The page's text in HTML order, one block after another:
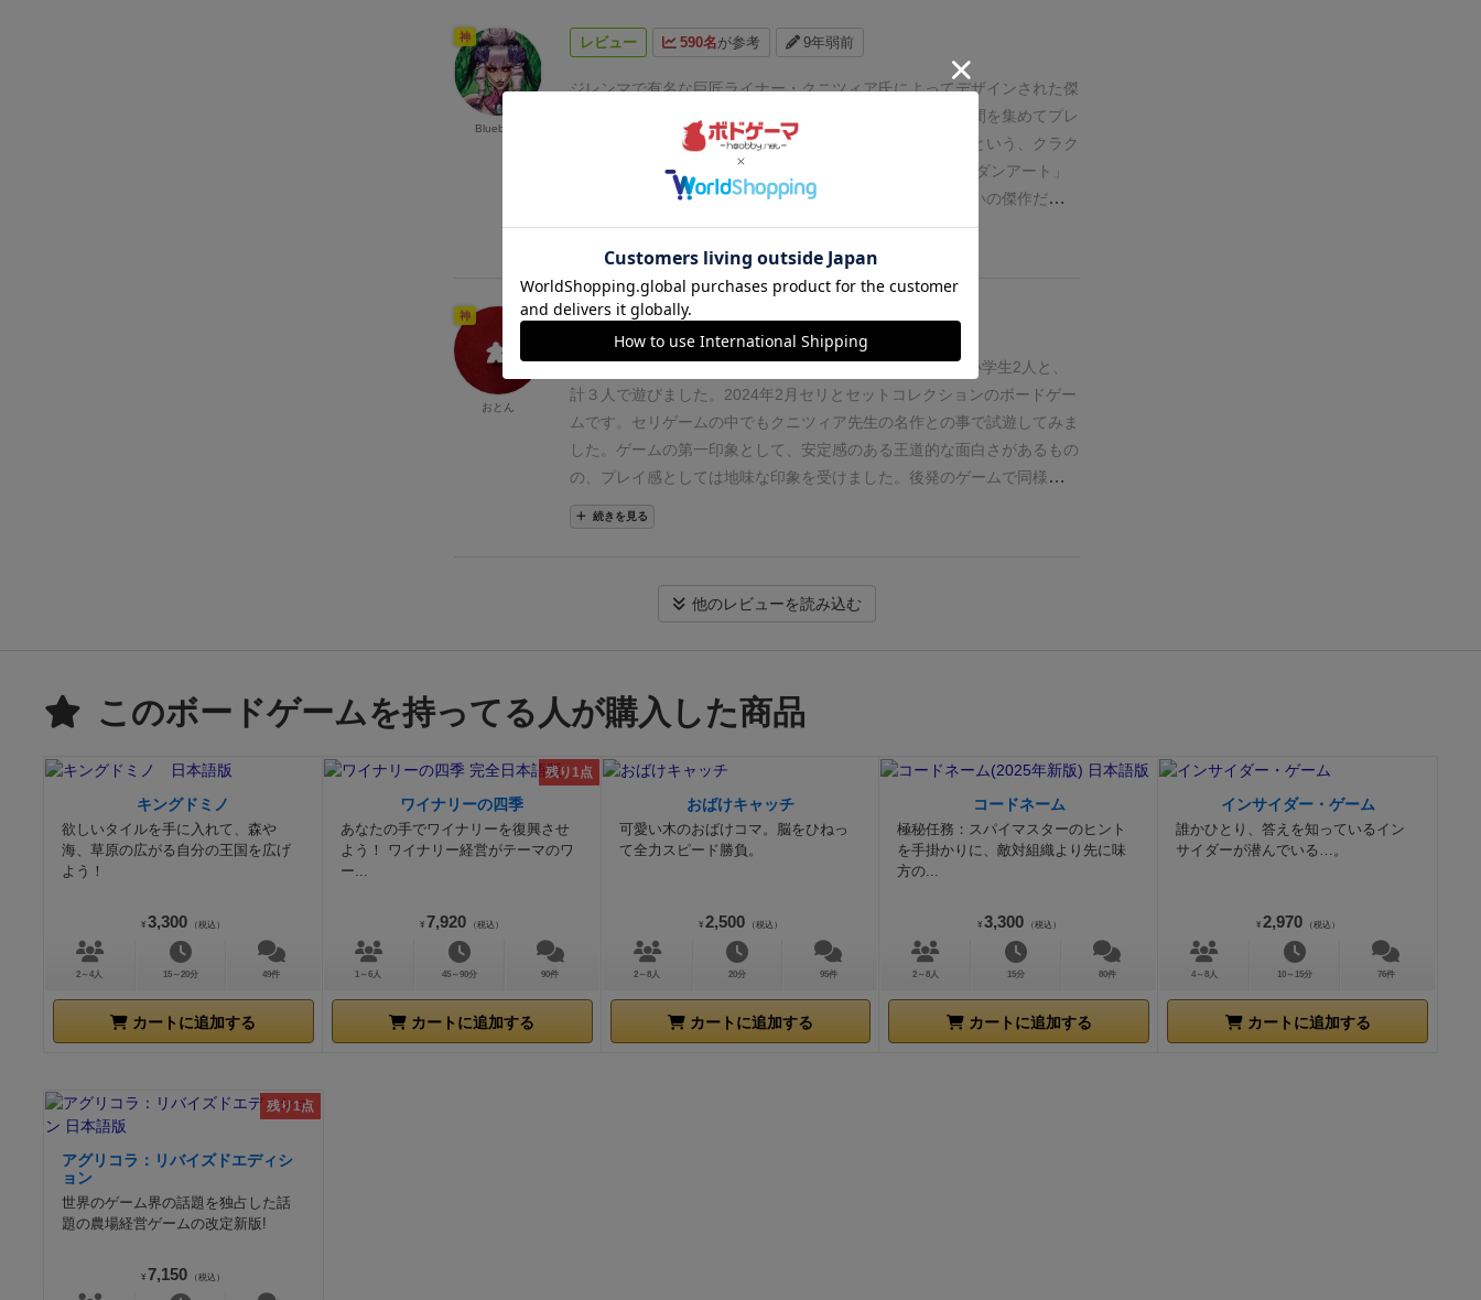
も、一番プレイしやすい作品だと思うので、もし、本格的な競りゲーをや
ろうと思ったら、まず最初にやってもらいたいオススメの作品。
なのかわからんがデザイナー出てこい！ あっクニツィアさん、あなたじ
ゃないです。デザインだけでもリメイクして欲しい。弱小同人ゲーム並み
のクソダサ感。同人ゲームがダサいのはデザイナー雇えるお金が無いから
しょうが無い。だが、クニツィア先生のゲームだぞ何とかしろ！ パッケ
ージは良いのに！ 多分実プレイ写真をあげるとめっちゃ面白くなさそう
に見えるゲームコンテストをしたらワーストぶっちぎりだと思います。
さらにいうとこの得点ボードのデザインが超クソ！ 誰だよこ
1-50で右（上）が51-100ってわかりにくすぎだわ！ 普通に横にしろ
よ！ 何度も間違えただろ！！！
しかしゲームの内容は実に洗練されて
いて、かなりがっちがちの競りゲーです。しかし、競りよりも、どのカー
ドを取ってどのカードを取らないようにするかを考える感じのマジョリテ
ィゲームの色彩が濃いように感じました。自分が遊んだ時は、みんな欲し
くないカードは露骨にパス、一人だけ欲しい時は1フロリンとか2フロリ
ンの安い値段でガンガン落としていたので、ガチで競り合うシーンは殆ど
ありませんでした。そういう意味で競りの要素は、競りゲーながら、ゲー
ムにおけるトータルの影響は意外と小さいと感じています。
船の数字ト
ィ比べで点を稼ぐのですが、どっちを重視したら良いか全然わからず結局
力ががっちがちに求められる実にクニクニしい（造語）
のクニツィア節を堪能しました。
スクが全く出来ないため、面白いと思うのですがゲーム的にはちょう苦手
り競り要素が強くないと感じたので、競り要素のないメディチ・カードゲ
ームの方が好きかな。真っ黒ボードないし
。プレイしていて、どうしても
セットコレクション好きなのもあってピラミッドのトップを目指そうとし
てしまい、船マジョリティをおろそかにしたのでぶっちぎりのビリでした
セットのマジョリティより圧倒的に船マジョリティの得
ょっとがんばれるかなあ……。でも多分同じ轍を踏むと思う。余計なカー
ドを取らないようにするのが難しすぎる……でもそういうの好きな人には
ン以外は最高にいいゲーム。※後で、SNEが特別ひどいだけだから！ っ
て言われたのでググって爆笑した。こ れ は ひ ど い 。ボード
レビュー 590名が参考 9年弱前
ジレンマで有名な巨匠ライナー・クニツィア氏によってデザインされた傑
作だというので、これはやってみなければなるまいと、仲間を集めてプレ
結果はかなりシビアな『競り』によって勝敗が決するという、クラク
ラするくらい「かなり頭を使う」ゲームでした(^o^)
（「モダンアート」
「ラー」とこの作品で、世界３大競りゲーと言われるくらいの傑作だそう
です。）各自が中世のフィレンツェの豪商となって、港に入荷した商品を
競り落とし、これがどんどん資金に変わるので、3日間（３ターンという
ことね）この資金を最も稼いだ者が勝利する、という明快な勝利条件。
品カードには５種類あり、それぞれ色分けされており、さらに０〜５のポ
イントがあります。(商品は５種類、陶器（青）・香辛料（黄）・織物
（赤）・染料（緑）・金物（灰）)これを親プレイヤーが1〜3枚めくった
ら、さあ『競り』の開始！！親の左側プレイヤーから「金額を宣言する」
か「パス」するかを選びます。（もちろん値を付けるのなら前のプレイヤ
ーよりも高額を宣言しなくてはいけません。） 最高値を付けたプレイヤー
は、このめくった品物カードを丸ごと得ることができます。（分割はダ
メ）確保した商品のポイントの合計が高い順から、がっぽり資産が入りま
す。ポイントが低い奴には、大した利益は入りません。(;o;)
で、もらえる収入より多くのお金を出しちゃったら、当然損するわけ
じゃあそれ以内でちびちび稼げばいいじゃない、と思うところがク
を見ながら、ニヤニヤしてめくる枚数を決められるんですねー。(;o;)
かりにくいけど、例えばすでに４枚確保しているプレイヤーは《２枚セッ
『最も枚数を確保している』プレイヤーにボーナスが入ったりするので、
時には赤字覚悟で商品を競り落とす必要があるのです。
それにもちろん、
多少赤字でも、相手の稼ぎを減らせるなら、赤字も程度によっては有効な
わけで…。だから、損得勘定を必死に考えないと、絶対勝てないどころ
かもしれませんが、初心者でも一巡する頃には要領がつかめますので、心
配無用です。
ただし、冒頭にも言った通り、甘くは無いですよ！途中から
みんな「ゔ〜〜」とか「えええ…」と、必死に考えながら、怪しげな呻き
声を出します。(^-^;欠点は、考える内容が濃すぎて、合わない人もいる点
でしょうかね。ある一人は「いくら値を付ければいいのか、ぜんぜんわか
神
Bluebear
レビュー 559名が参考 2年以上前
星７ボドゲ300種を所有するライトゲーマーの感想です。小学生2人と、
計３人で遊びました。2024年2月 セリとセットコレクションのボードゲー
ムです。セリゲームの中でもクニツィア先生の名作との事で試遊してみま
した。ゲームの第一印象として、安定感のある王道的な面白さがあるもの
の、プレイ感としては地味な印象を受けました。後発のゲームで同様のメ
カニクスが数多く採用されているし、ボードやカードのアートワークもも
う過去の物です。(箱絵は素晴らしい。)
小さく、チマチマした印象で王道ゲームの風格が感じられないと
現代に合わせてカードとボードをリファインするだけで、圧倒
感じられなかった所もあります。
る王道のゲームなので、持っていても良いゲームだと思いました。
的にアートワークが地味。
特に無し。
続きを見る
神
おとん
他のレビューを読み込む
このボードゲームを持ってる人が購入した商品
キングドミノ
欲しいタイルを手に入れて、森や
海、草原の広がる自分の王国を広げ
よう！
¥ 3,300 （税込）
2～4人 15～20分 49件
カートに追加する
残り1点
ワイナリーの四季
あなたの手でワイナリーを復興させ
よう！ ワイナリー経営がテーマのワ
ー...
¥ 7,920 （税込）
1～6人 45～90分 90件
カートに追加する
おばけキャッチ
可愛い木のおばけコマ。脳をひねっ
て全力スピード勝負。
¥ 2,500 （税込）
2～8人 20分 95件
カートに追加する
コードネーム
極秘任務：スパイマスターのヒント
を手掛かりに、敵対組織より先に味
方の...
¥ 3,300 （税込）
2～8人 15分 80件
カートに追加する
インサイダー・ゲーム
誰かひとり、答えを知っているイン
サイダーが潜んでいる…。
¥ 2,970 （税込）
4～8人 10～15分 76件
カートに追加する
残り1点
アグリコラ：リバイズドエディシ
ョン
世界のゲーム界の話題を独占した話
題の農場経営ゲームの改定新版!
¥ 7,150 （税込）